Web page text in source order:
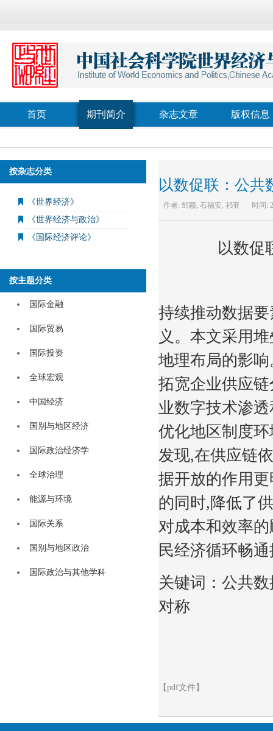
首页 期刊简介 杂志文章 版权信息
按杂志分类
《世界经济》
《世界经济与政治》
《国际经济评论》
按主题分类
国际金融
国际贸易
国际投资
全球宏观
中国经济
国别与地区经济
国际政治经济学
全球治理
能源与环境
国际关系
国别与地区政治
国际政治与其他学科
以数促联：公共
作者: 邹颖, 石福安, 祁亚 时间:
以数促
持续推动数据
义。本文采用
地理布局的影
拓宽企业供应
业数字技术渗
优化地区制度
发现,在供应链
据开放的作用
的同时,降低了
对成本和效率
民经济循环畅
关键词：公共
对称
【pdf文件】